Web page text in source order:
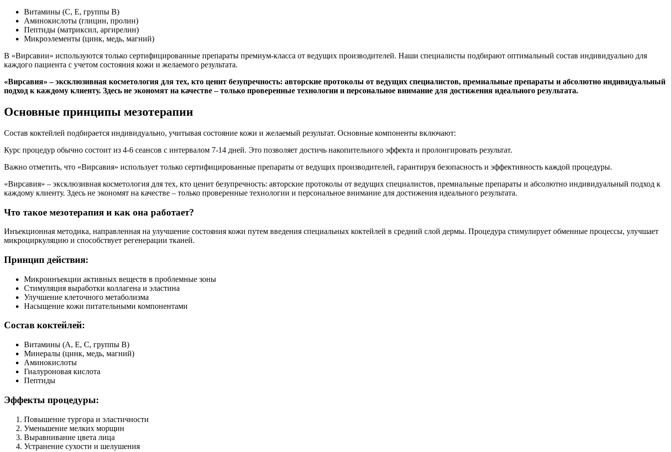
Витамины (С, Е, группы В)
Аминокислоты (глицин, пролин)
Пептиды (матриксил, аргирелин)
Микроэлементы (цинк, медь, магний)
В «Вирсавии» используются только сертифицированные препараты премиум-класса от ведущих производителей. Наши специалисты подбирают оптимальный состав индивидуально для
каждого пациента с учетом состояния кожи и желаемого результата.
«Вирсавия» – эксклюзивная косметология для тех, кто ценит безупречность: авторские протоколы от ведущих специалистов, премиальные препараты и абсолютно индивидуальный
подход к каждому клиенту. Здесь не экономят на качестве – только проверенные технологии и персональное внимание для достижения идеального результата.
Основные принципы мезотерапии
Состав коктейлей подбирается индивидуально, учитывая состояние кожи и желаемый результат. Основные компоненты включают:
Курс процедур обычно состоит из 4-6 сеансов с интервалом 7-14 дней. Это позволяет достичь накопительного эффекта и пролонгировать результат.
Важно отметить, что «Вирсавия» использует только сертифицированные препараты от ведущих производителей, гарантируя безопасность и эффективность каждой процедуры.
«Вирсавия» – эксклюзивная косметология для тех, кто ценит безупречность: авторские протоколы от ведущих специалистов, премиальные препараты и абсолютно индивидуальный подход к
каждому клиенту. Здесь не экономят на качестве – только проверенные технологии и персональное внимание для достижения идеального результата.
Что такое мезотерапия и как она работает?
Инъекционная методика, направленная на улучшение состояния кожи путем введения специальных коктейлей в средний слой дермы. Процедура стимулирует обменные процессы, улучшает
микроциркуляцию и способствует регенерации тканей.
Принцип действия:
Микроинъекции активных веществ в проблемные зоны
Стимуляция выработки коллагена и эластина
Улучшение клеточного метаболизма
Насыщение кожи питательными компонентами
Состав коктейлей:
Витамины (A, E, C, группы B)
Минералы (цинк, медь, магний)
Аминокислоты
Гиалуроновая кислота
Пептиды
Эффекты процедуры:
Повышение тургора и эластичности
Уменьшение мелких морщин
Выравнивание цвета лица
Устранение сухости и шелушения